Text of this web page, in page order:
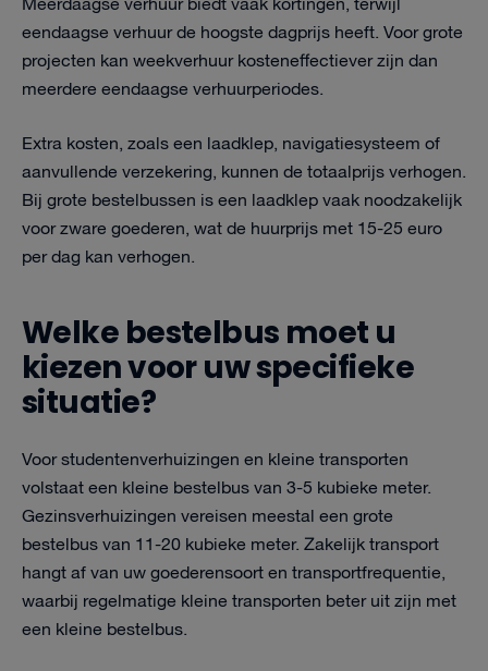
eendaagse verhuur de hoogste dagprijs heeft. Voor grote
projecten kan weekverhuur kosteneffectiever zijn dan
meerdere eendaagse verhuurperiodes.
Extra kosten, zoals een laadklep, navigatiesysteem of
aanvullende verzekering, kunnen de totaalprijs verhogen.
Bij grote bestelbussen is een laadklep vaak noodzakelijk
voor zware goederen, wat de huurprijs met 15-25 euro
per dag kan verhogen.
Welke bestelbus moet u
kiezen voor uw specifieke
situatie?
Voor studentenverhuizingen en kleine transporten
volstaat een kleine bestelbus van 3-5 kubieke meter.
Gezinsverhuizingen vereisen meestal een grote
bestelbus van 11-20 kubieke meter. Zakelijk transport
hangt af van uw goederensoort en transportfrequentie,
waarbij regelmatige kleine transporten beter uit zijn met
een kleine bestelbus.